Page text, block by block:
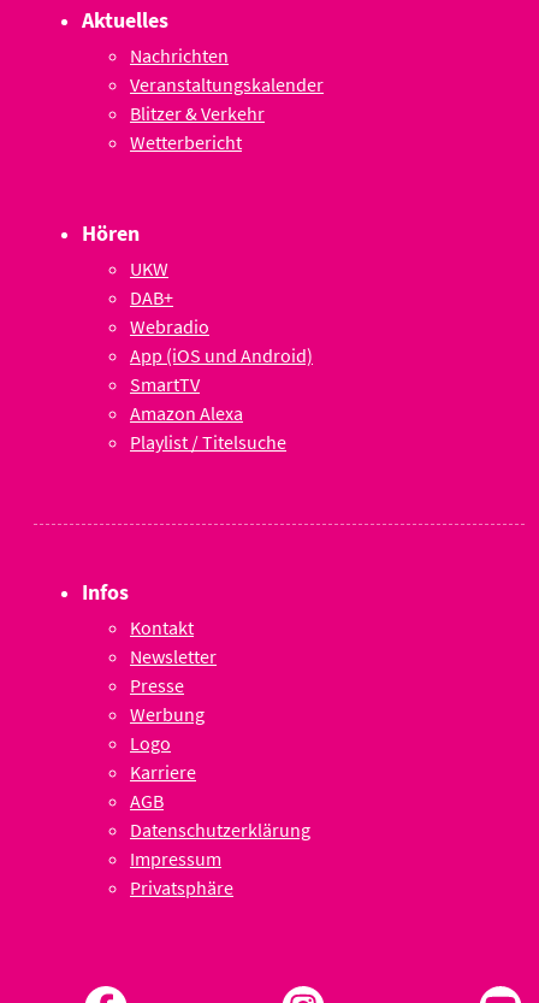
Aktuelles
Nachrichten
Veranstaltungskalender
Blitzer & Verkehr
Wetterbericht
Hören
UKW
DAB+
Webradio
App (iOS und Android)
SmartTV
Amazon Alexa
Playlist / Titelsuche
Infos
Kontakt
Newsletter
Presse
Werbung
Logo
Karriere
AGB
Datenschutzerklärung
Impressum
Privatsphäre